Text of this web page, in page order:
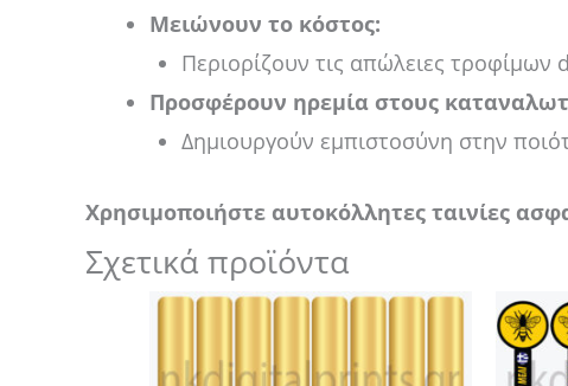
Μειώνουν το κόστος:
Περιορίζουν τις απώλειες τροφίμων
Προσφέρουν ηρεμία στους
Δημιουργούν εμπιστοσύνη στην
Χρησιμοποιήστε αυτοκόλλητες ταινίες
Σχετικά προϊόντα